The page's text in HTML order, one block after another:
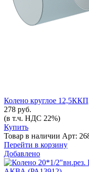
Колено круглое
278 руб.
(в т.ч. НДС 22%)
Купить
Товар в наличии Арт:
Перейти в корзину
Добавлено